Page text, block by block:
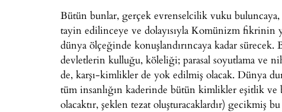
Bütün bunlar, gerçek evrenselcilik vuku buluncaya,
tayin edilinceye ve dolayısıyla Komünizm fikrinin
dünya ölçeğinde konuşlandırıncaya kadar
devletlerin kulluğu, köleliği; parasal soyutlama ve
de, karşı-kimlikler de yok edilmiş olacak. Dünya
tüm insanlığın kaderinde bütün kimlikler eşitlik
olacaktır, şeklen tezat oluşturacaklardır) gecikmiş